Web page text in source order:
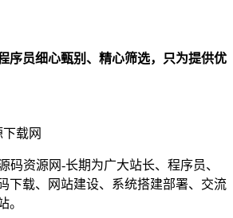
序员细心甄别、精心筛选，只为提供优
码资源网-长期为广大站长、程序员、
下载、网站建设、系统搭建部署、交流
。